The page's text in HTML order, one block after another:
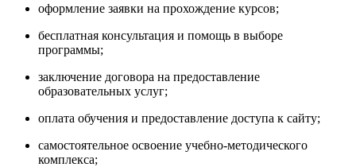
оформление заявки на прохождение курсов;
бесплатная консультация и помощь в выборе
программы;
заключение договора на предоставление
образовательных услуг;
оплата обучения и предоставление доступа к сайту;
самостоятельное освоение учебно-методического
комплекса;